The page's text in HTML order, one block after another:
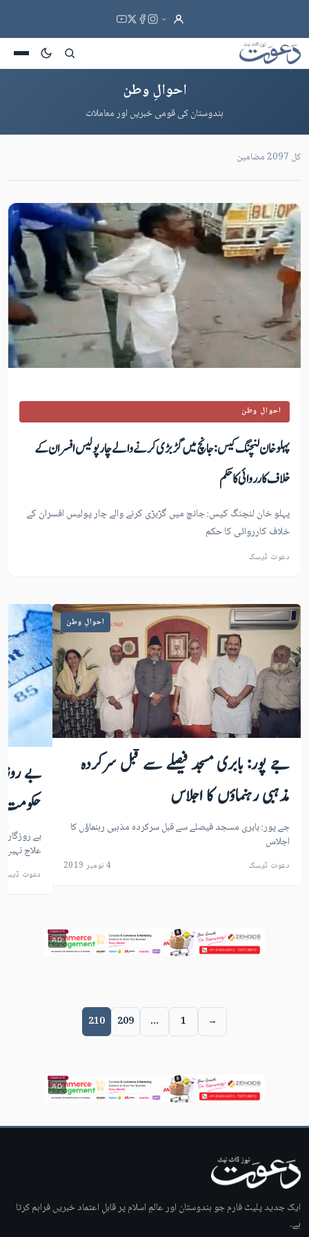
احوالِ وطن
ہندوستان کی قومی خبریں اور معاملات
کل 2097 مضامین
احوالِ وطن
پہلو خان لنچنگ کیس: جانچ میں گڑبڑی کرنے والے چار پولیس افسران کے
خلاف کارروائی کا حکم
پہلو خان لنچنگ کیس: جانچ میں گڑبڑی کرنے والے چار پولیس افسران کے
خلاف کارروائی کا حکم
دعوت ڈیسک
احوالِ وطن
جے پور: بابری مسجد فیصلے سے قبل سرکردہ
مذہبی رہنماؤں کا اجلاس
جے پور: بابری مسجد فیصلے سے قبل سرکردہ مذہبی رہنماؤں کا
اجلاس
دعوت ڈیسک 4 نومبر 2019
بے
حکومت
بے
علاج نہیں
دعوت ڈیسک
AD
→
1
…
209
210
AD
ایک جدید پلیٹ فارم جو ہندوستان اور عالمِ اسلام پر قابلِ اعتماد خبریں فراہم کرتا
ہے۔